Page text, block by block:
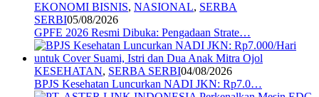
EKONOMI BISNIS, NASIONAL, SERBA
SERBI05/08/2026
GPFE 2026 Resmi Dibuka: Pengadaan Strate…
KESEHATAN, SERBA SERBI04/08/2026
BPJS Kesehatan Luncurkan NADI JKN: Rp7.0…